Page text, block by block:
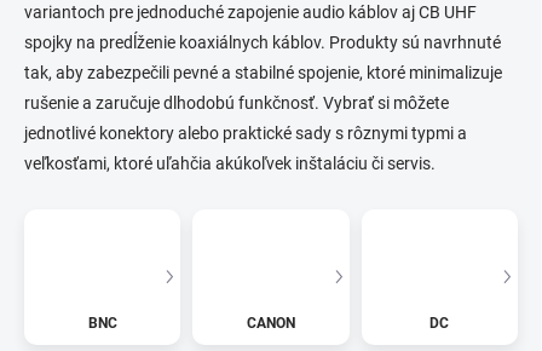
variantoch pre jednoduché zapojenie audio káblov aj CB UHF
spojky na predĺženie koaxiálnych káblov. Produkty sú navrhnuté
tak, aby zabezpečili pevné a stabilné spojenie, ktoré minimalizuje
rušenie a zaručuje dlhodobú funkčnosť. Vybrať si môžete
jednotlivé konektory alebo praktické sady s rôznymi typmi a
veľkosťami, ktoré uľahčia akúkoľvek inštaláciu či servis.
BNC CANON DC